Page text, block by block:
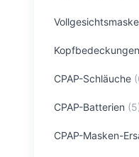
Kopfbedeckungen
CPAP-Schläuche (
CPAP-Batterien (5
CPAP-Masken-